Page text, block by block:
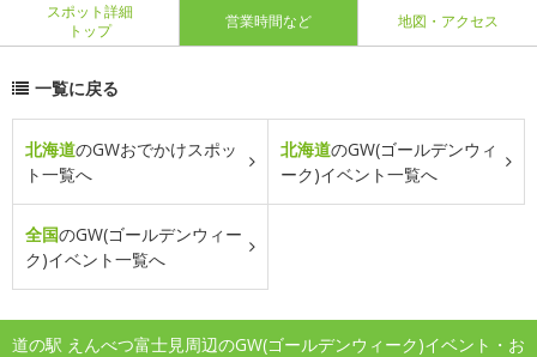
スポット詳細
トップ
営業時間など 地図・アクセス
一覧に戻る
北海道のGWおでかけスポッ
ト一覧へ
北海道のGW(ゴールデンウィ
ーク)イベント一覧へ
全国のGW(ゴールデンウィー
ク)イベント一覧へ
道の駅 えんべつ富士見周辺のGW(ゴールデンウィーク)イベント・お